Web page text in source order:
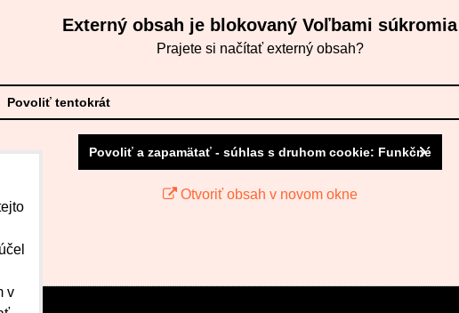
Externý obsah je blokovaný Voľbami súkromia
Prajete si načítať externý obsah?
Povoliť tentokrát
Povoliť a zapamätať - súhlas s druhom cookie: Funkčné
Otvoriť obsah v novom okne
v